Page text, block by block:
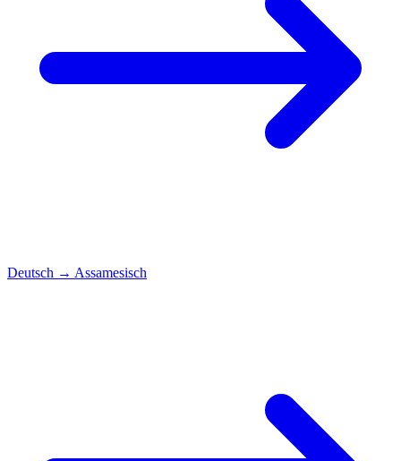
Deutsch → Assamesisch